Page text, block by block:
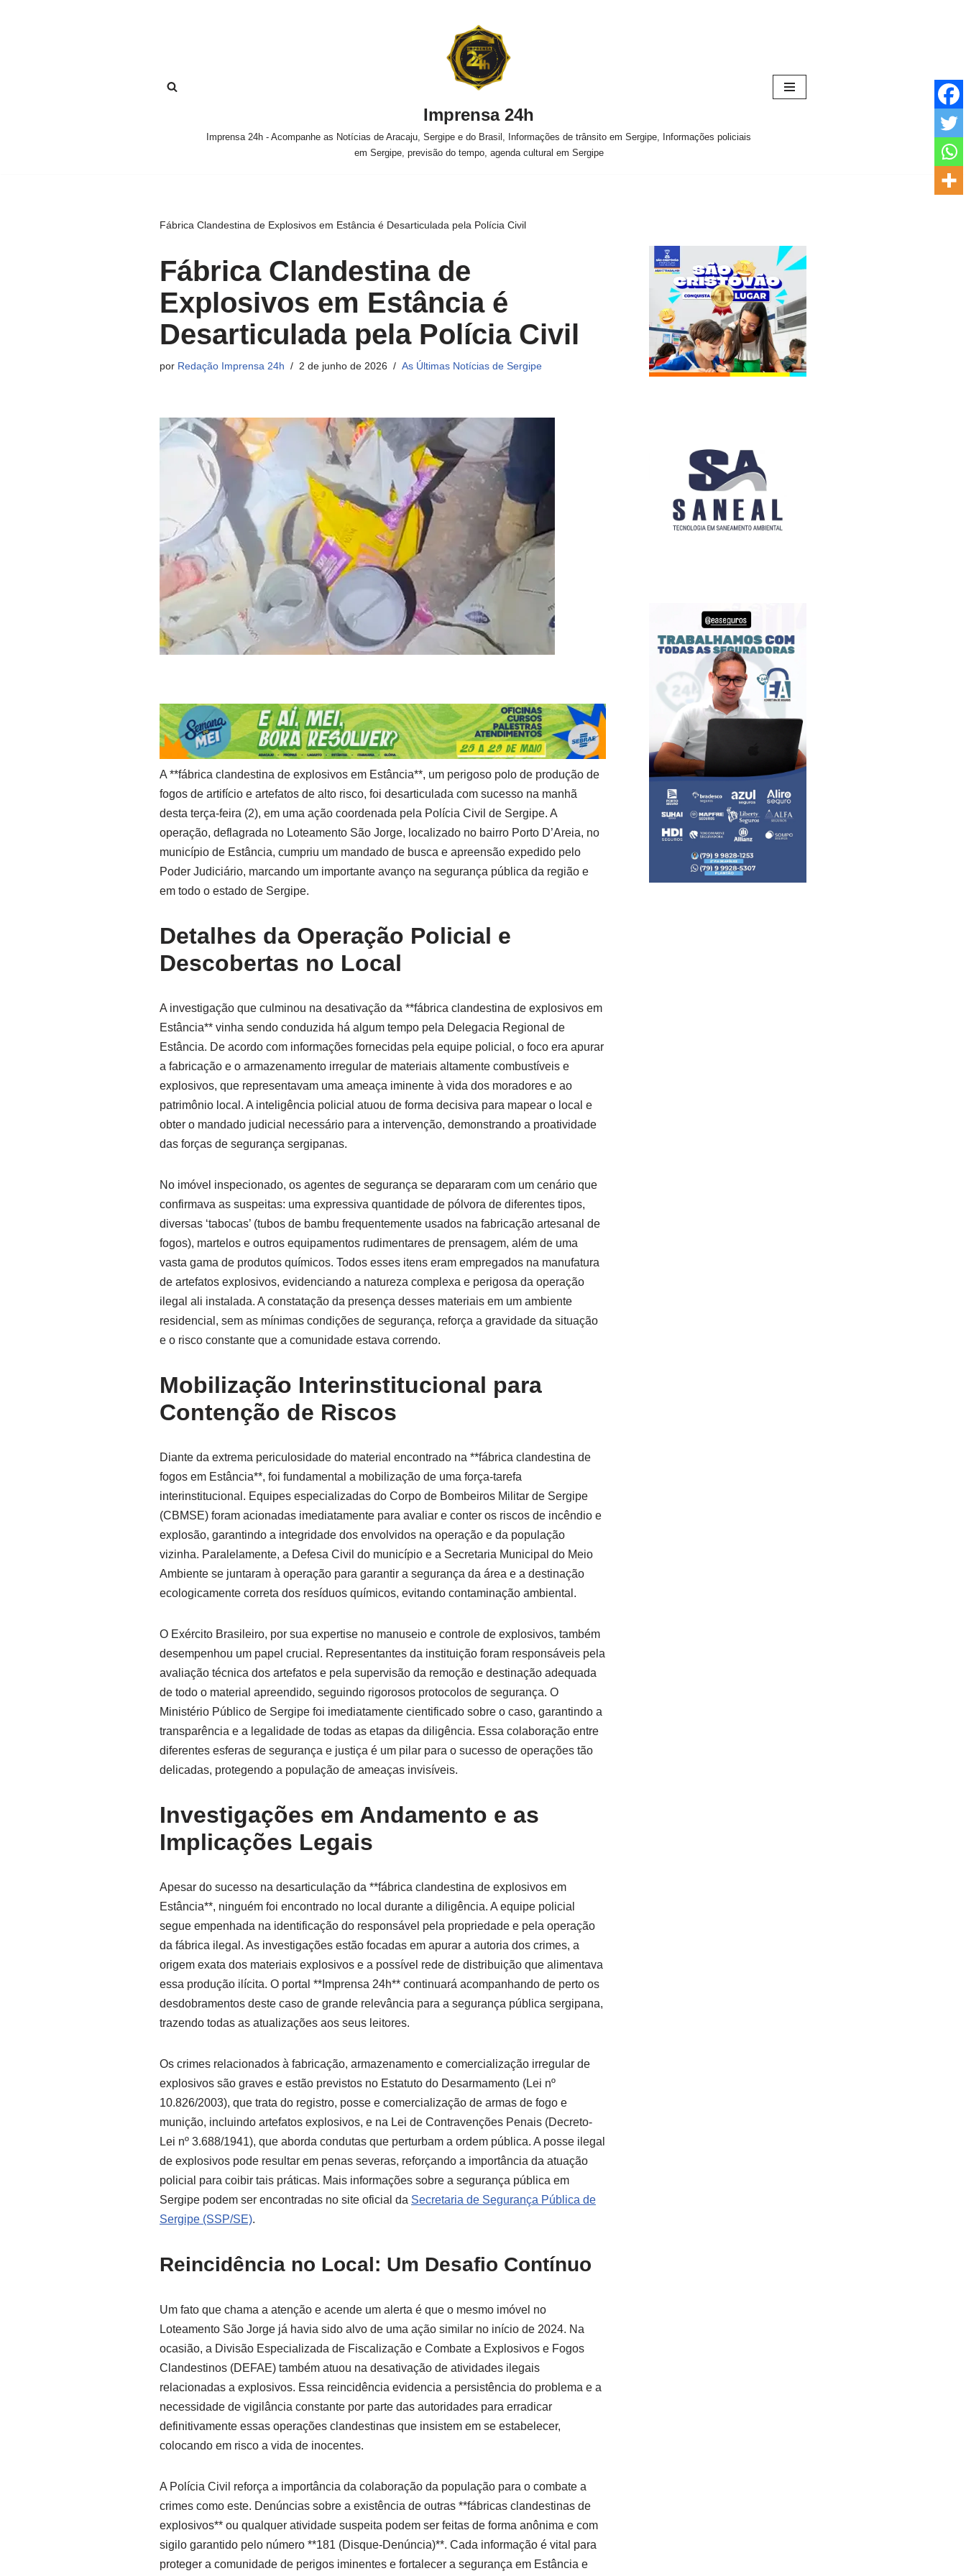
Imprensa 24h
Imprensa 24h - Acompanhe as Notícias de Aracaju, Sergipe e do Brasil, Informações de trânsito em Sergipe, Informações policiais
em Sergipe, previsão do tempo, agenda cultural em Sergipe
Fábrica Clandestina de Explosivos em Estância é Desarticulada pela Polícia Civil
Fábrica Clandestina de
Explosivos em Estância é
Desarticulada pela Polícia Civil
por Redação Imprensa 24h 2 de junho de 2026 As Últimas Notícias de Sergipe
A **fábrica clandestina de explosivos em Estância**, um perigoso polo de produção de
fogos de artifício e artefatos de alto risco, foi desarticulada com sucesso na manhã
desta terça-feira (2), em uma ação coordenada pela Polícia Civil de Sergipe. A
operação, deflagrada no Loteamento São Jorge, localizado no bairro Porto D’Areia, no
município de Estância, cumpriu um mandado de busca e apreensão expedido pelo
Poder Judiciário, marcando um importante avanço na segurança pública da região e
em todo o estado de Sergipe.
Detalhes da Operação Policial e
Descobertas no Local
A investigação que culminou na desativação da **fábrica clandestina de explosivos em
Estância** vinha sendo conduzida há algum tempo pela Delegacia Regional de
Estância. De acordo com informações fornecidas pela equipe policial, o foco era apurar
a fabricação e o armazenamento irregular de materiais altamente combustíveis e
explosivos, que representavam uma ameaça iminente à vida dos moradores e ao
patrimônio local. A inteligência policial atuou de forma decisiva para mapear o local e
obter o mandado judicial necessário para a intervenção, demonstrando a proatividade
das forças de segurança sergipanas.
No imóvel inspecionado, os agentes de segurança se depararam com um cenário que
confirmava as suspeitas: uma expressiva quantidade de pólvora de diferentes tipos,
diversas ‘tabocas’ (tubos de bambu frequentemente usados na fabricação artesanal de
fogos), martelos e outros equipamentos rudimentares de prensagem, além de uma
vasta gama de produtos químicos. Todos esses itens eram empregados na manufatura
de artefatos explosivos, evidenciando a natureza complexa e perigosa da operação
ilegal ali instalada. A constatação da presença desses materiais em um ambiente
residencial, sem as mínimas condições de segurança, reforça a gravidade da situação
e o risco constante que a comunidade estava correndo.
Mobilização Interinstitucional para
Contenção de Riscos
Diante da extrema periculosidade do material encontrado na **fábrica clandestina de
fogos em Estância**, foi fundamental a mobilização de uma força-tarefa
interinstitucional. Equipes especializadas do Corpo de Bombeiros Militar de Sergipe
(CBMSE) foram acionadas imediatamente para avaliar e conter os riscos de incêndio e
explosão, garantindo a integridade dos envolvidos na operação e da população
vizinha. Paralelamente, a Defesa Civil do município e a Secretaria Municipal do Meio
Ambiente se juntaram à operação para garantir a segurança da área e a destinação
ecologicamente correta dos resíduos químicos, evitando contaminação ambiental.
O Exército Brasileiro, por sua expertise no manuseio e controle de explosivos, também
desempenhou um papel crucial. Representantes da instituição foram responsáveis pela
avaliação técnica dos artefatos e pela supervisão da remoção e destinação adequada
de todo o material apreendido, seguindo rigorosos protocolos de segurança. O
Ministério Público de Sergipe foi imediatamente cientificado sobre o caso, garantindo a
transparência e a legalidade de todas as etapas da diligência. Essa colaboração entre
diferentes esferas de segurança e justiça é um pilar para o sucesso de operações tão
delicadas, protegendo a população de ameaças invisíveis.
Investigações em Andamento e as
Implicações Legais
Apesar do sucesso na desarticulação da **fábrica clandestina de explosivos em
Estância**, ninguém foi encontrado no local durante a diligência. A equipe policial
segue empenhada na identificação do responsável pela propriedade e pela operação
da fábrica ilegal. As investigações estão focadas em apurar a autoria dos crimes, a
origem exata dos materiais explosivos e a possível rede de distribuição que alimentava
essa produção ilícita. O portal **Imprensa 24h** continuará acompanhando de perto os
desdobramentos deste caso de grande relevância para a segurança pública sergipana,
trazendo todas as atualizações aos seus leitores.
Os crimes relacionados à fabricação, armazenamento e comercialização irregular de
explosivos são graves e estão previstos no Estatuto do Desarmamento (Lei nº
10.826/2003), que trata do registro, posse e comercialização de armas de fogo e
munição, incluindo artefatos explosivos, e na Lei de Contravenções Penais (Decreto-
Lei nº 3.688/1941), que aborda condutas que perturbam a ordem pública. A posse ilegal
de explosivos pode resultar em penas severas, reforçando a importância da atuação
policial para coibir tais práticas. Mais informações sobre a segurança pública em
Sergipe podem ser encontradas no site oficial da Secretaria de Segurança Pública de
Sergipe (SSP/SE).
Reincidência no Local: Um Desafio Contínuo
Um fato que chama a atenção e acende um alerta é que o mesmo imóvel no
Loteamento São Jorge já havia sido alvo de uma ação similar no início de 2024. Na
ocasião, a Divisão Especializada de Fiscalização e Combate a Explosivos e Fogos
Clandestinos (DEFAE) também atuou na desativação de atividades ilegais
relacionadas a explosivos. Essa reincidência evidencia a persistência do problema e a
necessidade de vigilância constante por parte das autoridades para erradicar
definitivamente essas operações clandestinas que insistem em se estabelecer,
colocando em risco a vida de inocentes.
A Polícia Civil reforça a importância da colaboração da população para o combate a
crimes como este. Denúncias sobre a existência de outras **fábricas clandestinas de
explosivos** ou qualquer atividade suspeita podem ser feitas de forma anônima e com
sigilo garantido pelo número **181 (Disque-Denúncia)**. Cada informação é vital para
proteger a comunidade de perigos iminentes e fortalecer a segurança em Estância e